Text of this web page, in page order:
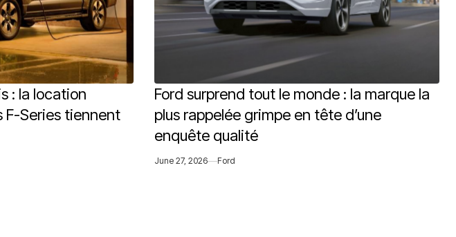
: la location
F-Series tiennent
Ford surprend tout le monde : la marque la
plus rappelée grimpe en tête d’une
enquête qualité
June 27, 2026 Ford